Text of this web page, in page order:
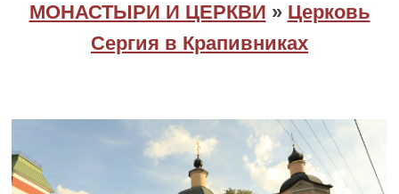
МОНАСТЫРИ И ЦЕРКВИ » Церковь
Сергия в Крапивниках